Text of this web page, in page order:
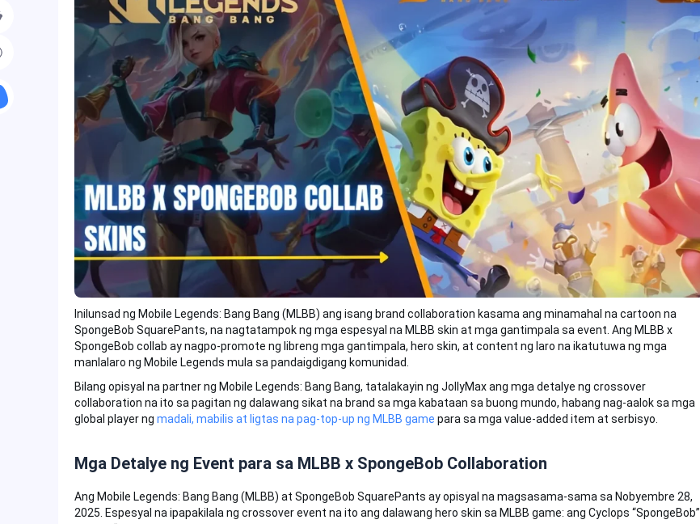
Inilunsad ng Mobile Legends: Bang Bang (MLBB) ang isang brand collaboration kasama ang minamahal na cartoon na
SpongeBob SquarePants, na nagtatampok ng mga espesyal na MLBB skin at mga gantimpala sa event. Ang MLBB x
SpongeBob collab ay nagpo-promote ng libreng mga gantimpala, hero skin, at content ng laro na ikatutuwa ng mga
manlalaro ng Mobile Legends mula sa pandaigdigang komunidad.
Bilang opisyal na partner ng Mobile Legends: Bang Bang, tatalakayin ng JollyMax ang mga detalye ng crossover
collaboration na ito sa pagitan ng dalawang sikat na brand sa mga kabataan sa buong mundo, habang nag-aalok sa mga
global player ng madali, mabilis at ligtas na pag-top-up ng MLBB game para sa mga value-added item at serbisyo.
Mga Detalye ng Event para sa MLBB x SpongeBob Collaboration
Ang Mobile Legends: Bang Bang (MLBB) at SpongeBob SquarePants ay opisyal na magsasama-sama sa Nobyembre 28,
2025. Espesyal na ipapakilala ng crossover event na ito ang dalawang hero skin sa MLBB game: ang Cyclops “SpongeBob”